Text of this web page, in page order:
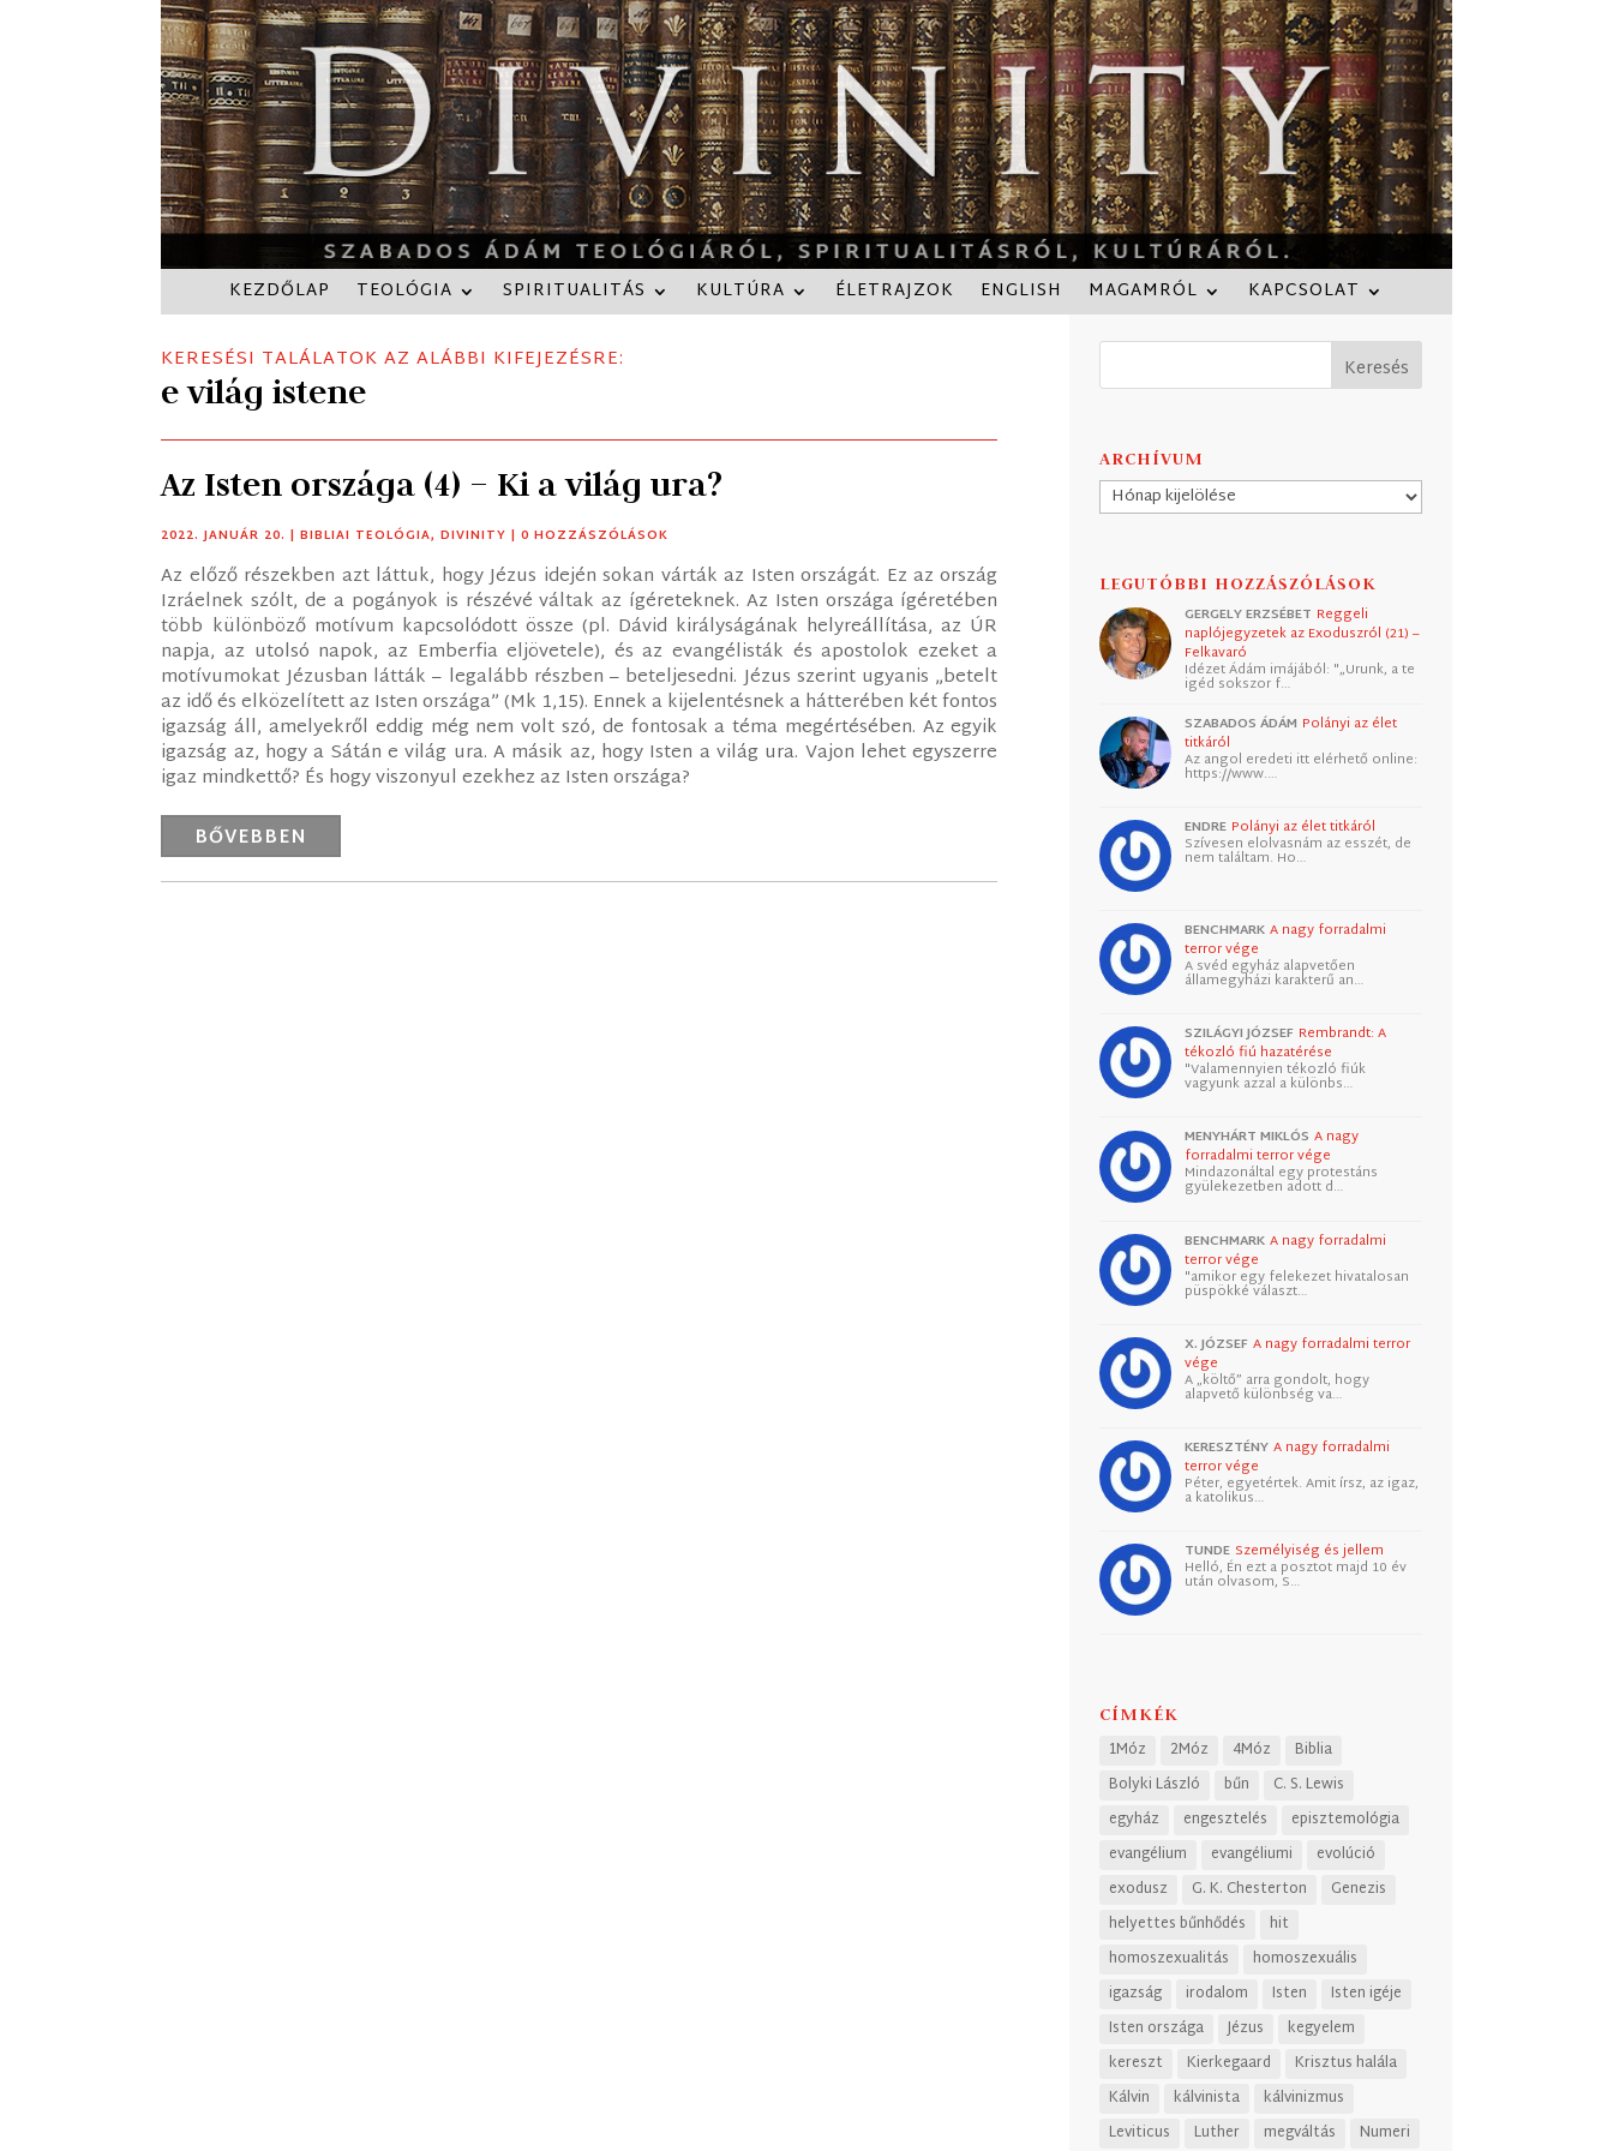
KEZDŐLAP TEOLÓGIA SPIRITUALITÁS KULTÚRA ÉLETRAJZOK ENGLISH MAGAMRÓL KAPCSOLAT
KERESÉSI TALÁLATOK AZ ALÁBBI KIFEJEZÉSRE:
e világ istene
Az Isten országa (4) – Ki a világ ura?
2022. JANUÁR 20. |BIBLIAI TEOLÓGIA,DIVINITY | 0 HOZZÁSZÓLÁSOK
Az előző részekben azt láttuk, hogy Jézus idején sokan várták az Isten országát. Ez az ország
Izráelnek szólt, de a pogányok is részévé váltak az ígéreteknek. Az Isten országa ígéretében
több különböző motívum kapcsolódott össze (pl. Dávid királyságának helyreállítása, az ÚR
napja, az utolsó napok, az Emberfia eljövetele), és az evangélisták és apostolok ezeket a
motívumokat Jézusban látták – legalább részben – beteljesedni. Jézus szerint ugyanis „betelt
az idő és elközelített az Isten országa” (Mk 1,15). Ennek a kijelentésnek a hátterében két fontos
igazság áll, amelyekről eddig még nem volt szó, de fontosak a téma megértésében. Az egyik
igazság az, hogy a Sátán e világ ura. A másik az, hogy Isten a világ ura. Vajon lehet egyszerre
igaz mindkettő? És hogy viszonyul ezekhez az Isten országa?
BŐVEBBEN
ARCHÍVUM
Archívum
LEGUTÓBBI HOZZÁSZÓLÁSOK
GERGELY ERZSÉBET Reggeli
naplójegyzetek az Exoduszról (21) –
Felkavaró
Idézet Ádám imájából: "„Urunk, a te
igéd sokszor f…
SZABADOS ÁDÁM Polányi az élet
titkáról
Az angol eredeti itt elérhető online:
https://www.…
ENDRE Polányi az élet titkáról
Szívesen elolvasnám az esszét, de
nem találtam. Ho…
BENCHMARK A nagy forradalmi
terror vége
A svéd egyház alapvetően
államegyházi karakterű an…
SZILÁGYI JÓZSEF Rembrandt: A
tékozló fiú hazatérése
"Valamennyien tékozló fiúk
vagyunk azzal a különbs…
MENYHÁRT MIKLÓS A nagy
forradalmi terror vége
Mindazonáltal egy protestáns
gyülekezetben adott d…
BENCHMARK A nagy forradalmi
terror vége
"amikor egy felekezet hivatalosan
püspökké választ…
X. JÓZSEF A nagy forradalmi terror
vége
A „költő” arra gondolt, hogy
alapvető különbség va…
KERESZTÉNY A nagy forradalmi
terror vége
Péter, egyetértek. Amit írsz, az igaz,
a katolikus…
TUNDE Személyiség és jellem
Helló, Én ezt a posztot majd 10 év
után olvasom, S…
CÍMKÉK
1Móz 2Móz 4Móz
Biblia
Bolyki László
bűn
C. S. Lewis
egyház
engesztelés
episztemológia
evangélium
evangéliumi
evolúció
exodusz
G. K. Chesterton
Genezis
helyettes bűnhődés
hit
homoszexualitás
homoszexuális
igazság
irodalom Isten
Isten igéje
Isten országa
Jézus
kegyelem
kereszt
Kierkegaard
Krisztus halála
Kálvin
kálvinista
kálvinizmus
Leviticus
Luther megváltás Numeri